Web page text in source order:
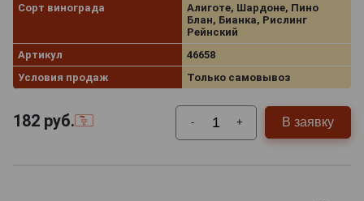
Сорт винограда
Алиготе, Шардоне, Пино
Блан, Бианка, Рислинг
Рейнский
Артикул
46658
Условия продаж
Только самовывоз
182 руб. - + В заявку